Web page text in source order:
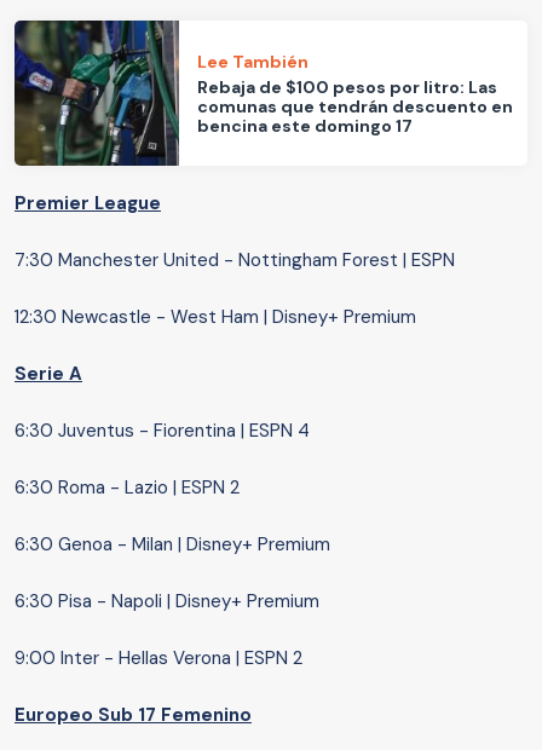
Lee También
Rebaja de $100 pesos por litro: Las
comunas que tendrán descuento en
bencina este domingo 17
Premier League
7:30 Manchester United - Nottingham Forest | ESPN
12:30 Newcastle - West Ham | Disney+ Premium
Serie A
6:30 Juventus - Fiorentina | ESPN 4
6:30 Roma - Lazio | ESPN 2
6:30 Genoa - Milan | Disney+ Premium
6:30 Pisa - Napoli | Disney+ Premium
9:00 Inter - Hellas Verona | ESPN 2
Europeo Sub 17 Femenino